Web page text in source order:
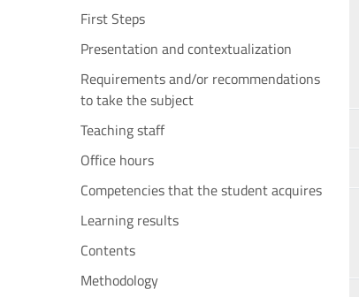
First Steps
Presentation and contextualization
Requirements and/or recommendations
to take the subject
Teaching staff
Office hours
Competencies that the student acquires
Learning results
Contents
Methodology